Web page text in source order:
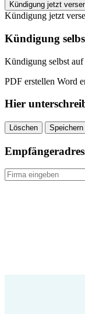
Comunio
kündigen
quantity
Kündigung jetzt
Kündigung jetzt
Kündigung
Kündigung selbst
PDF erstellen Word
Hier
Löschen Speichern